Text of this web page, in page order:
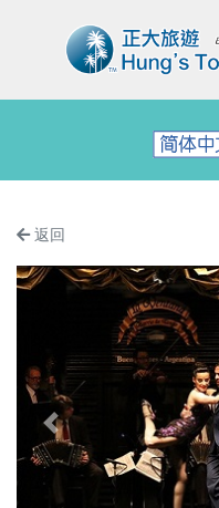
返回
Previous